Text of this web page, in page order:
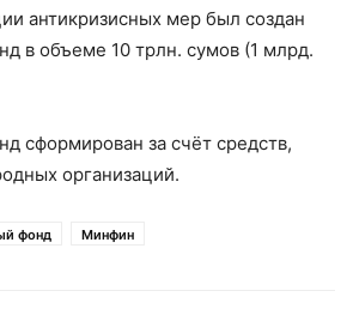
антикризисных мер был создан
в объеме 10 трлн. сумов (1 млрд.
сформирован за счёт средств,
организаций.
фонд Минфин